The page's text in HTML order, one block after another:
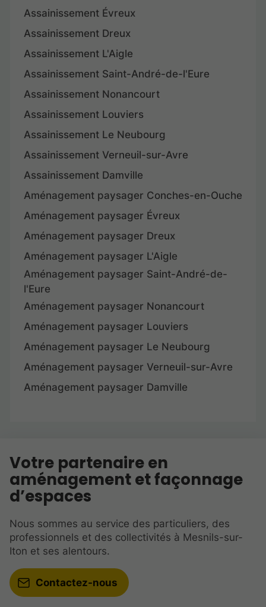
Assainissement Évreux
Assainissement Dreux
Assainissement L'Aigle
Assainissement Saint-André-de-l'Eure
Assainissement Nonancourt
Assainissement Louviers
Assainissement Le Neubourg
Assainissement Verneuil-sur-Avre
Assainissement Damville
Aménagement paysager Conches-en-Ouche
Aménagement paysager Évreux
Aménagement paysager Dreux
Aménagement paysager L'Aigle
Aménagement paysager Saint-André-de-
l'Eure
Aménagement paysager Nonancourt
Aménagement paysager Louviers
Aménagement paysager Le Neubourg
Aménagement paysager Verneuil-sur-Avre
Aménagement paysager Damville
Votre partenaire en
aménagement et façonnage
d’espaces
Nous sommes au service des particuliers, des
professionnels et des collectivités à Mesnils-sur-
Iton et ses alentours.
Contactez-nous